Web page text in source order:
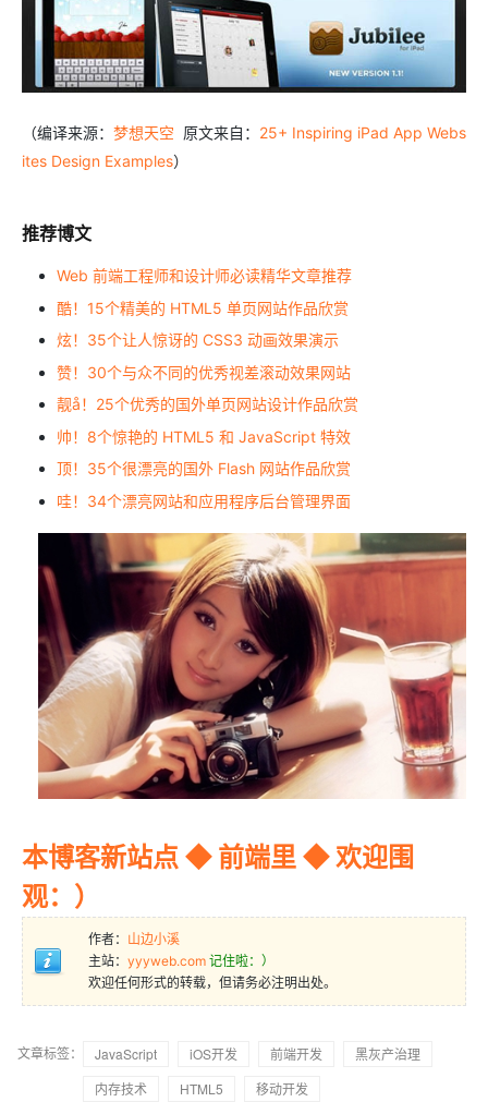
（编译来源： 梦想天空 原文来自： 25+ Inspiring iPad App Webs
ites Design Examples）
推荐博文
Web 前端工程师和设计师必读精华文章推荐
酷！15个精美的 HTML5 单页网站作品欣赏
炫！35个让人惊讶的 CSS3 动画效果演示
赞！30个与众不同的优秀视差滚动效果网站
靓å！25个优秀的国外单页网站设计作品欣赏
帅！8个惊艳的 HTML5 和 JavaScript 特效
顶！35个很漂亮的国外 Flash 网站作品欣赏
哇！34个漂亮网站和应用程序后台管理界面
本博客新站点 ◆ 前端里 ◆ 欢迎围
观：）
作者： 山边小溪
主站： yyyweb.com 记住啦：）
欢迎任何形式的转载，但请务必注明出处。
文章标签： JavaScript iOS开发 前端开发
黑灰产治理
内存技术
HTML5
移动开发